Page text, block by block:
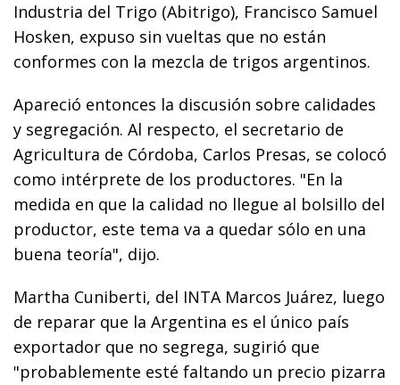
Industria del Trigo (Abitrigo), Francisco Samuel
Hosken, expuso sin vueltas que no están
conformes con la mezcla de trigos argentinos.
Apareció entonces la discusión sobre calidades
y segregación. Al respecto, el secretario de
Agricultura de Córdoba, Carlos Presas, se colocó
como intérprete de los productores. "En la
medida en que la calidad no llegue al bolsillo del
productor, este tema va a quedar sólo en una
buena teoría", dijo.
Martha Cuniberti, del INTA Marcos Juárez, luego
de reparar que la Argentina es el único país
exportador que no segrega, sugirió que
"probablemente esté faltando un precio pizarra